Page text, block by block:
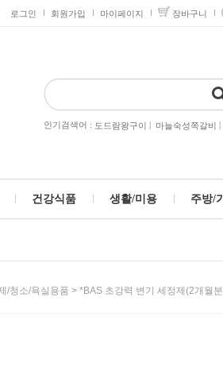
로그인 회원가입 마이페이지 장바구니
인기검색어 : 도드람왕구이 | 마늘숙성쪽갈비 |
건강식품 생활/미용 주방/
/청소/욕실용품 > *BAS 초강력 변기 세정제(2개월